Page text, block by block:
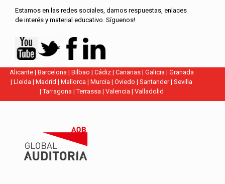
Estamos en las redes sociales, damos respuestas, enlaces
de interés y material educativo. Síguenos!
Alicante| Barcelona | Bilbao | Cádiz| Canarias| Galicia | Granada
|Lleida |Madrid |Mallorca |Murcia |Oviedo |Santander|Sevilla
|Tarragona |Terrassa | Valencia | Valladolid